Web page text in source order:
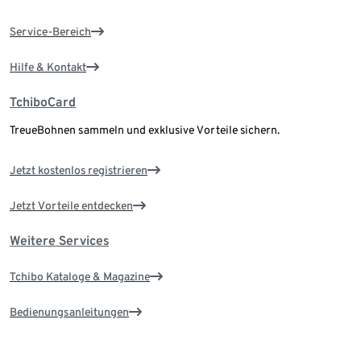
Service-Bereich
Hilfe & Kontakt
TchiboCard
TreueBohnen sammeln und exklusive Vorteile sichern.
Jetzt kostenlos registrieren
Jetzt Vorteile entdecken
Weitere Services
Tchibo Kataloge & Magazine
Bedienungsanleitungen